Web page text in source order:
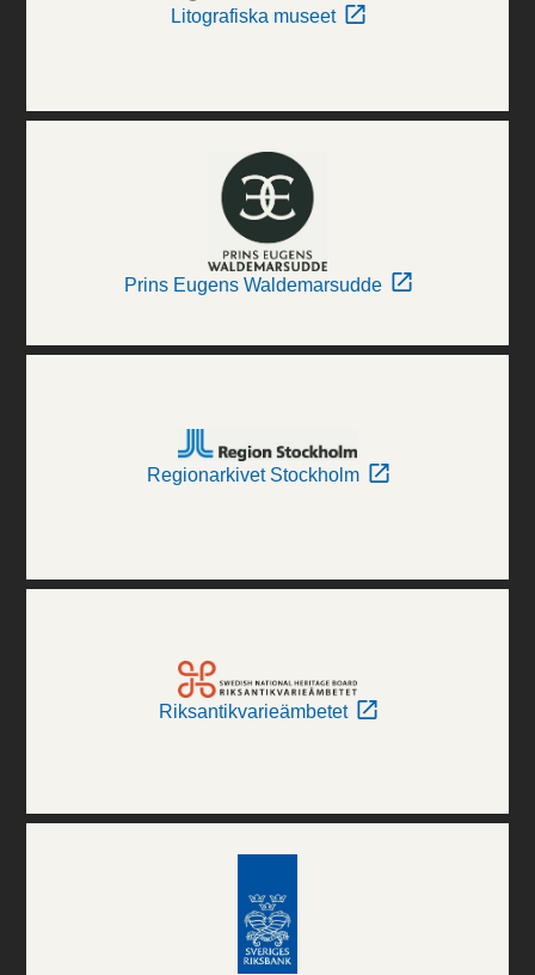
Litografiska museet
Prins Eugens Waldemarsudde
Regionarkivet Stockholm
Riksantikvarieämbetet